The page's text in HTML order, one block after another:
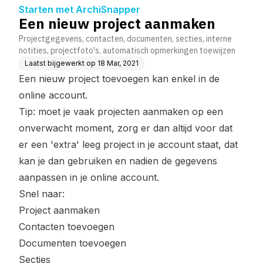
Starten met ArchiSnapper
Een nieuw project aanmaken
Projectgegevens, contacten, documenten, secties, interne
notities, projectfoto's, automatisch opmerkingen toewijzen
Laatst bijgewerkt op 18 Mar, 2021
Een nieuw project toevoegen kan enkel in de
online account.
Tip: moet je vaak projecten aanmaken op een
onverwacht moment, zorg er dan altijd voor dat
er een 'extra' leeg project in je account staat, dat
kan je dan gebruiken en nadien de gegevens
aanpassen in je online account.
Snel naar:
Project aanmaken
Contacten toevoegen
Documenten toevoegen
Secties